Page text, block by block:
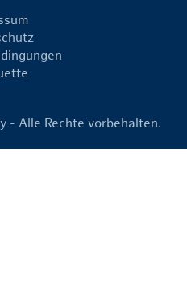
- Alle Rechte vorbehalten.